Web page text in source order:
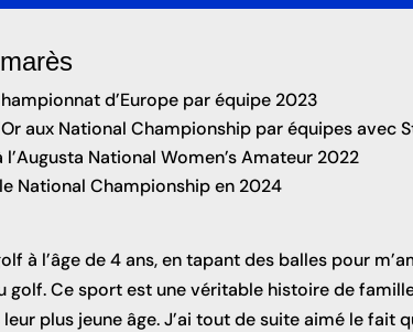
d’Europe par équipe 2023
aux National Championship par équipes avec
National Women’s Amateur 2022
National Championship en 2024
à l’âge de 4 ans, en tapant des balles pour
golf. Ce sport est une véritable histoire de
plus jeune âge. J’ai tout de suite aimé le fait